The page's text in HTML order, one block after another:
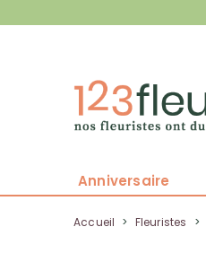
Anniversaire
Accueil > Fleuristes >